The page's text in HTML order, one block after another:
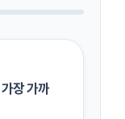
장 가까